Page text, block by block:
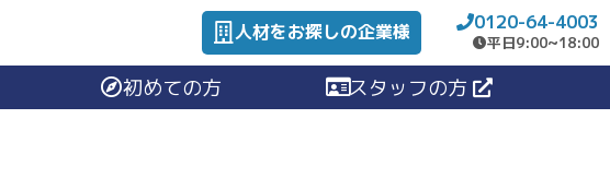
人材をお探しの企業様 0120-64-4003
平日9:00~18:00
初めての方 スタッフの方